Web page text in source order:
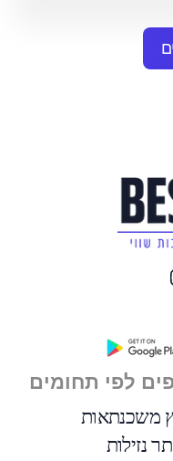
לפי תחומים
משכנתאות
נזילות